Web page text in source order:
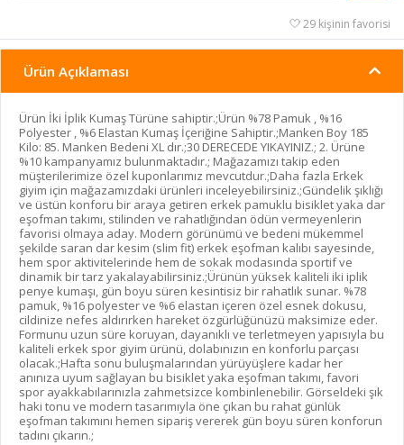
29 kişinin favorisi
Ürün Açıklaması
Ürün İki İplik Kumaş Türüne sahiptir.;Ürün %78 Pamuk , %16
Polyester , %6 Elastan Kumaş İçeriğine Sahiptir.;Manken Boy 185
Kilo: 85. Manken Bedeni XL dır.;30 DERECEDE YIKAYINIZ.; 2. Ürüne
%10 kampanyamız bulunmaktadır.; Mağazamızı takip eden
müşterilerimize özel kuponlarımız mevcutdur.;Daha fazla Erkek
giyim için mağazamızdaki ürünleri inceleyebilirsiniz.;Gündelik şıklığı
ve üstün konforu bir araya getiren erkek pamuklu bisiklet yaka dar
eşofman takımı, stilinden ve rahatlığından ödün vermeyenlerin
favorisi olmaya aday. Modern görünümü ve bedeni mükemmel
şekilde saran dar kesim (slim fit) erkek eşofman kalıbı sayesinde,
hem spor aktivitelerinde hem de sokak modasında sportif ve
dinamik bir tarz yakalayabilirsiniz.;Ürünün yüksek kaliteli iki iplik
penye kumaşı, gün boyu süren kesintisiz bir rahatlık sunar. %78
pamuk, %16 polyester ve %6 elastan içeren özel esnek dokusu,
cildinize nefes aldırırken hareket özgürlüğünüzü maksimize eder.
Formunu uzun süre koruyan, dayanıklı ve terletmeyen yapısıyla bu
kaliteli erkek spor giyim ürünü, dolabınızın en konforlu parçası
olacak.;Hafta sonu buluşmalarından yürüyüşlere kadar her
anınıza uyum sağlayan bu bisiklet yaka eşofman takımı, favori
spor ayakkabılarınızla zahmetsizce kombinlenebilir. Görseldeki şık
haki tonu ve modern tasarımıyla öne çıkan bu rahat günlük
eşofman takımını hemen sipariş vererek gün boyu süren konforun
tadını çıkarın.;